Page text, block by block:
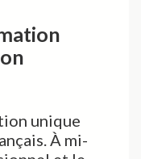
unique
À mi-